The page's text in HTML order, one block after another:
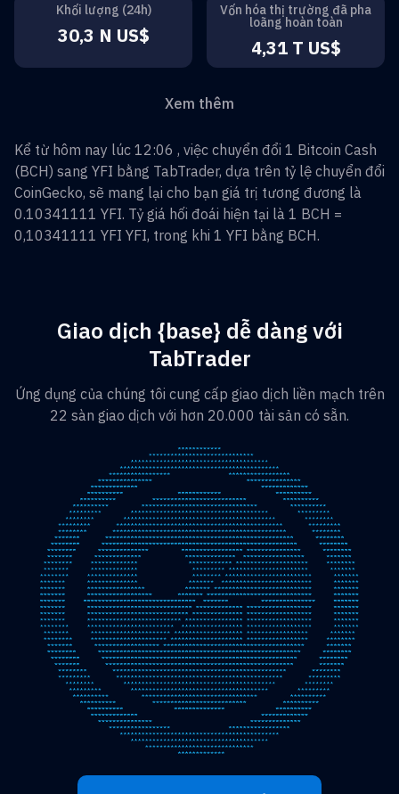
Khối lượng (24h)
30,3 N US$
Vốn hóa thị trường đã pha
loãng hoàn toàn
4,31 T US$
Xem thêm
Kể từ hôm nay lúc 12:06 , việc chuyển đổi 1 Bitcoin Cash
(BCH) sang YFI bằng TabTrader, dựa trên tỷ lệ chuyển đổi
CoinGecko, sẽ mang lại cho bạn giá trị tương đương là
0.10341111 YFI. Tỷ giá hối đoái hiện tại là 1 BCH =
0,10341111 YFI YFI, trong khi 1 YFI bằng BCH.
Giao dịch {base} dễ dàng với
TabTrader
Ứng dụng của chúng tôi cung cấp giao dịch liền mạch trên
22 sàn giao dịch với hơn 20.000 tài sản có sẵn.